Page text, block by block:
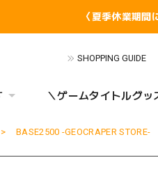
〈夏季休業期間
SHOPPING GUIDE
＼ゲームタイトルグッ
BASE2500 -GEOCRAPER STORE-